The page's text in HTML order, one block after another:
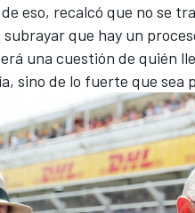
de eso, recalcó que no se
subrayar que hay un
una cuestión de quién
sino de lo fuerte que sea